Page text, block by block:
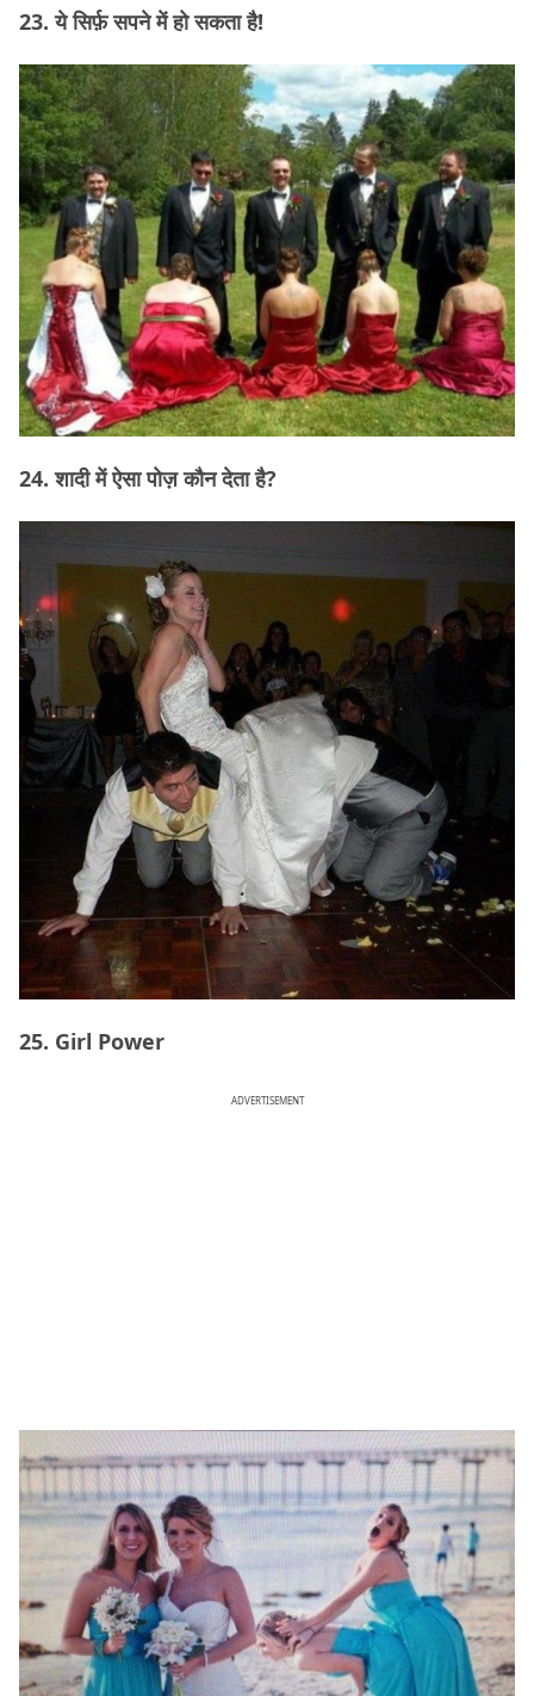
23. ये सिर्फ़ सपने में हो सकता है!
24. शादी में ऐसा पोज़ कौन देता है?
25. Girl Power
ADVERTISEMENT